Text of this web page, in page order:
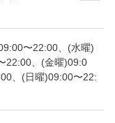
〜22:00、(水曜)
22:00、(金曜)09:0
、(日曜)09:00〜22: